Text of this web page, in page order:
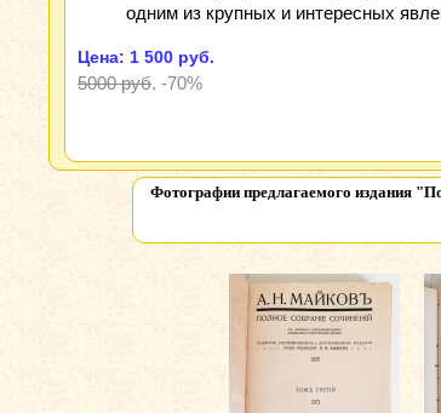
одним из крупных и интересных
Цена: 1 500 руб.
5000 руб. -70%
Фотографии предлагаемого издания